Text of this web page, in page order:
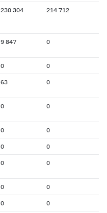
230 304 214 712
9 847 0
0 0
63 0
0 0
0 0
0 0
0 0
0 0
0 0